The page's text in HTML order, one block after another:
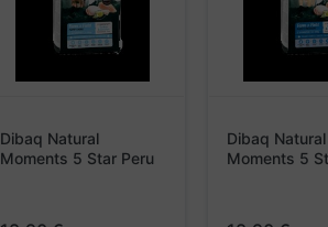
Dibaq Natural
Moments 5 Star Peru
Dibaq Natural
Moments 5